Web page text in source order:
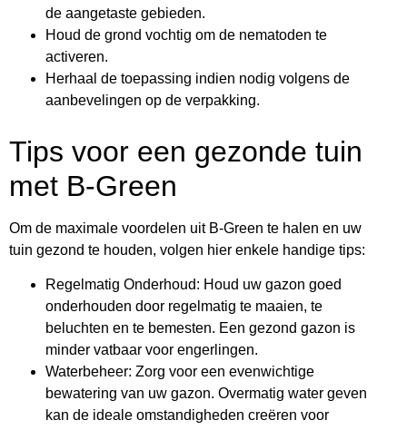
de aangetaste gebieden.
Houd de grond vochtig om de nematoden te
activeren.
Herhaal de toepassing indien nodig volgens de
aanbevelingen op de verpakking.
Tips voor een gezonde tuin
met B-Green
Om de maximale voordelen uit B-Green te halen en uw
tuin gezond te houden, volgen hier enkele handige tips:
Regelmatig Onderhoud: Houd uw gazon goed
onderhouden door regelmatig te maaien, te
beluchten en te bemesten. Een gezond gazon is
minder vatbaar voor engerlingen.
Waterbeheer: Zorg voor een evenwichtige
bewatering van uw gazon. Overmatig water geven
kan de ideale omstandigheden creëren voor